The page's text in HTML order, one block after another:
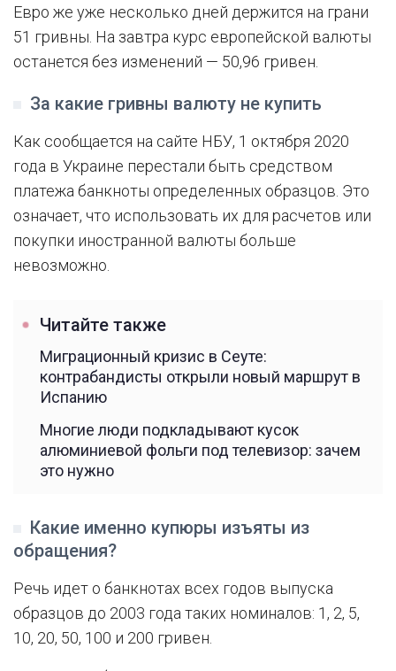
Евро же уже несколько дней держится на грани
51 гривны. На завтра курс европейской валюты
останется без изменений — 50,96 гривен.
За какие гривны валюту не купить
Как сообщается на сайте НБУ, 1 октября 2020
года в Украине перестали быть средством
платежа банкноты определенных образцов. Это
означает, что использовать их для расчетов или
покупки иностранной валюты больше
невозможно.
Читайте также
Миграционный кризис в Сеуте:
контрабандисты открыли новый маршрут в
Испанию
Многие люди подкладывают кусок
алюминиевой фольги под телевизор: зачем
это нужно
Какие именно купюры изъяты из
обращения?
Речь идет о банкнотах всех годов выпуска
образцов до 2003 года таких номиналов: 1, 2, 5,
10, 20, 50, 100 и 200 гривен.